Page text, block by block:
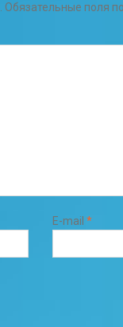
Обязательные поля
E-mail *